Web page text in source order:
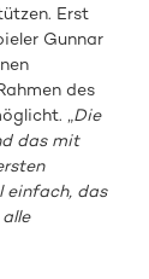
Erst
Gunnar
des
„Die
das mit
einfach, das